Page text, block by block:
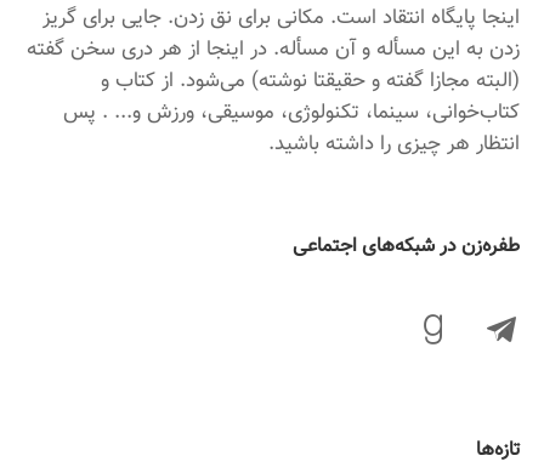
اینجا پایگاه انتقاد است. مکانی برای نق زدن. جایی برای گریز
زدن به این مسأله و آن مسأله. در اینجا از هر دری سخن گفته
(البته مجازا گفته و حقیقتا نوشته) می‌شود. از کتاب و
کتاب‌خوانی، سینما، تکنولوژی، موسیقی، ورزش و... . پس
انتظار هر چیزی را داشته باشید.
‌طفره‌زن در شبکه‌های اجتماعی
تازه‌ها